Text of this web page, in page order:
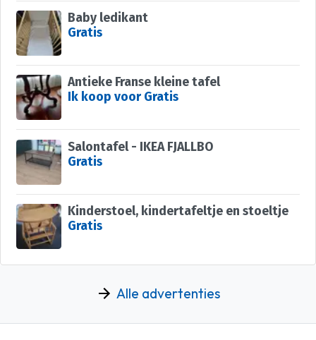
Baby ledikant
Gratis
Antieke Franse kleine tafel
Ik koop voor Gratis
Salontafel - IKEA FJALLBO
Gratis
Kinderstoel, kindertafeltje en stoeltje
Gratis
Alle advertenties